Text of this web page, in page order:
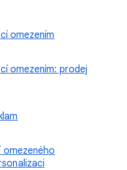
omezením
omezením: prodej